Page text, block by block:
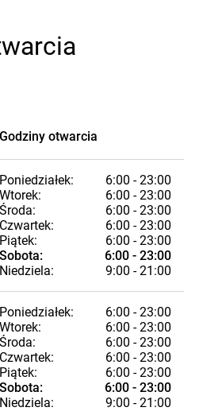
Godziny otwarcia
Poniedziałek:
6:00 - 23:00
Wtorek:
6:00 - 23:00
Środa:
6:00 - 23:00
Czwartek:
6:00 - 23:00
Piątek:
6:00 - 23:00
Sobota:
6:00 - 23:00
Niedziela:
9:00 - 21:00
Poniedziałek:
6:00 - 23:00
Wtorek:
6:00 - 23:00
Środa:
6:00 - 23:00
Czwartek:
6:00 - 23:00
Piątek:
6:00 - 23:00
Sobota:
6:00 - 23:00
Niedziela:
9:00 - 21:00